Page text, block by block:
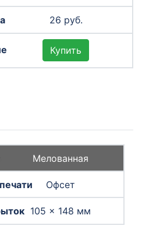
26 руб.
Купить
Мелованная
Офсет
105 × 148 мм